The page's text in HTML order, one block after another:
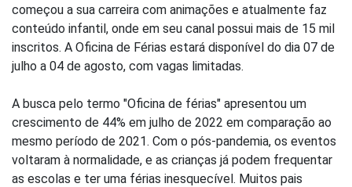
começou a sua carreira com animações e atualmente faz
conteúdo infantil, onde em seu canal possui mais de 15 mil
inscritos. A Oficina de Férias estará disponível do dia 07 de
julho a 04 de agosto, com vagas limitadas.
A busca pelo termo "Oficina de férias" apresentou um
crescimento de 44% em julho de 2022 em comparação ao
mesmo período de 2021. Com o pós-pandemia, os eventos
voltaram à normalidade, e as crianças já podem frequentar
as escolas e ter uma férias inesquecível. Muitos pais